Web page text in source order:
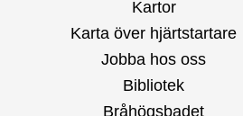
Kartor
Karta över hjärtstartare
Jobba hos oss
Bibliotek
Bråhögsbadet